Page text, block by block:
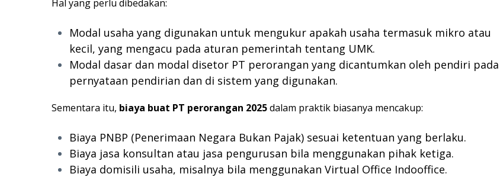
Hal yang perlu dibedakan:
Modal usaha yang digunakan untuk mengukur apakah usaha termasuk mikro atau
kecil, yang mengacu pada aturan pemerintah tentang UMK.
Modal dasar dan modal disetor PT perorangan yang dicantumkan oleh pendiri pada
pernyataan pendirian dan di sistem yang digunakan.
Sementara itu, biaya buat PT perorangan 2025dalam praktik biasanya mencakup:
Biaya PNBP (Penerimaan Negara Bukan Pajak) sesuai ketentuan yang berlaku.
Biaya jasa konsultan atau jasa pengurusan bila menggunakan pihak ketiga.
Biaya domisili usaha, misalnya bila menggunakan Virtual Office Indooffice.